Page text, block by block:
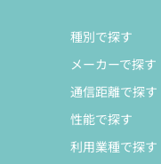
種別で探す
メーカーで探す
通信距離で探す
性能で探す
利用業種で探す